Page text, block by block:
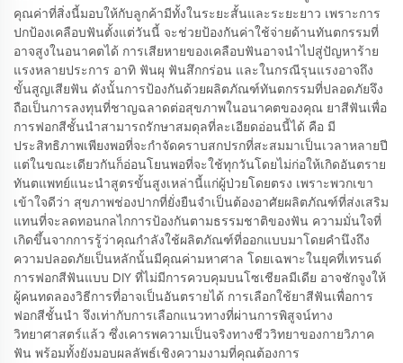
คุณค่าที่สิ่งนี้มอบให้กับลูกค้ามีทั้งในระยะสั้นและระยะยาว เพราะการ
ปกป้องเคลือบฟันตั้งแต่วันนี้ จะช่วยป้องกันค่าใช้จ่ายด้านทันตกรรมที่
อาจสูงในอนาคตได้ การเสียหายของเคลือบฟันอาจนำไปสู่ปัญหาร้าย
แรงหลายประการ อาทิ ฟันผุ ฟันสึกกร่อน และในกรณีรุนแรงอาจถึง
ขั้นสูญเสียฟัน ดังนั้นการป้องกันด้วยผลิตภัณฑ์ทันตกรรมที่ปลอดภัยจึง
ถือเป็นการลงทุนที่ชาญฉลาดต่อสุขภาพในอนาคตของคุณ ยาสีฟันเพื่อ
การฟอกสีชั้นนำสามารถรักษาสมดุลที่ละเอียดอ่อนนี้ได้ คือ มี
ประสิทธิภาพเพียงพอที่จะกำจัดคราบสกปรกที่สะสมมาเป็นเวลาหลายปี
แต่ในขณะเดียวกันก็อ่อนโยนพอที่จะใช้ทุกวันโดยไม่ก่อให้เกิดอันตราย
ทันตแพทย์แนะนำสูตรขั้นสูงเหล่านี้แก่ผู้ป่วยโดยตรง เพราะพวกเขา
เข้าใจดีว่า สุขภาพช่องปากที่ยั่งยืนจำเป็นต้องอาศัยผลิตภัณฑ์ที่ส่งเสริม
แทนที่จะลดทอนกลไกการป้องกันตามธรรมชาติของฟัน ความมั่นใจที่
เกิดขึ้นจากการรู้ว่าคุณกำลังใช้ผลิตภัณฑ์ที่ออกแบบมาโดยคำนึงถึง
ความปลอดภัยเป็นหลักนั้นมีคุณค่ามหาศาล โดยเฉพาะในยุคที่เทรนด์
การฟอกสีฟันแบบ DIY ที่ไม่มีการควบคุมบนโซเชียลมีเดีย อาจชักจูงให้
ผู้คนทดลองวิธีการที่อาจเป็นอันตรายได้ การเลือกใช้ยาสีฟันเพื่อการ
ฟอกสีชั้นนำ จึงเท่ากับการเลือกแนวทางที่ผ่านการพิสูจน์ทาง
วิทยาศาสตร์แล้ว ซึ่งเคารพความเป็นจริงทางชีววิทยาของกายวิภาค
ฟัน พร้อมทั้งยังมอบผลลัพธ์เชิงความงามที่คุณต้องการ